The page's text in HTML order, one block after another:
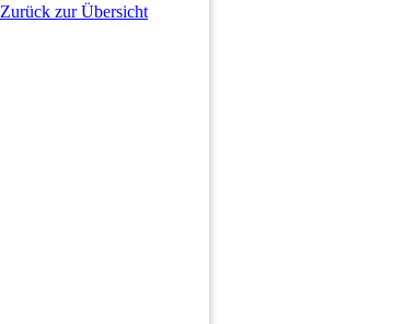
Zurück zur Übersicht